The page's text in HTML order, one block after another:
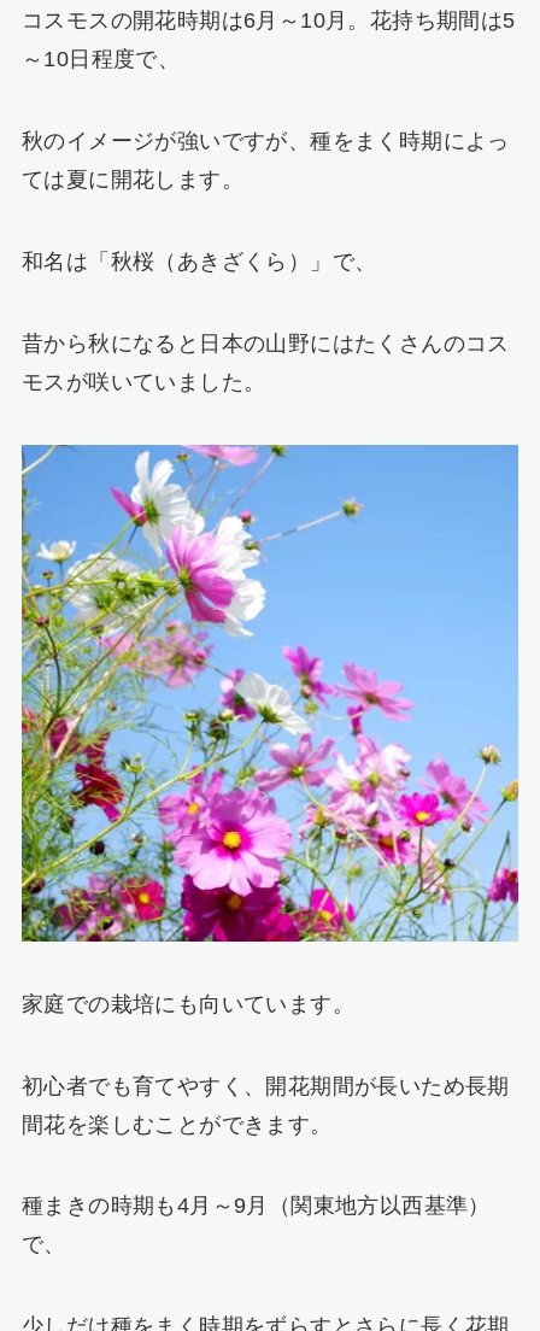
e e
n
c
o
o
コスモスの開花時期は6月～10月。花持ち期間は5
～10日程度で、
秋のイメージが強いですが、種をまく時期によっ
ては夏に開花します。
和名は「秋桜（あきざくら）」で、
昔から秋になると日本の山野にはたくさんのコス
モスが咲いていました。
家庭での栽培にも向いています。
初心者でも育てやすく、開花期間が長いため長期
間花を楽しむことができます。
種まきの時期も4月～9月（関東地方以西基準）
で、